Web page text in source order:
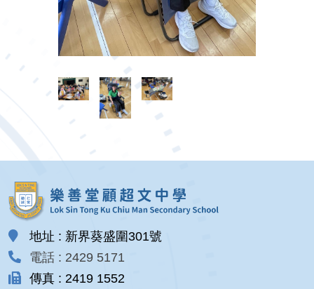
地址 : 新界葵盛圍301號
電話 : 2429 5171
傳真 : 2419 1552